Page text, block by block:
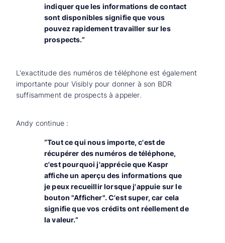
indiquer que les informations de contact
sont disponibles signifie que vous
pouvez rapidement travailler sur les
prospects.”
L'exactitude des numéros de téléphone est également
importante pour Visibly pour donner à son BDR
suffisamment de prospects à appeler.
Andy continue :
“Tout ce qui nous importe, c'est de
récupérer des numéros de téléphone,
c'est pourquoi j'apprécie que Kaspr
affiche un aperçu des informations que
je peux recueillir lorsque j'appuie sur le
bouton "Afficher". C'est super, car cela
signifie que vos crédits ont réellement de
la valeur.”